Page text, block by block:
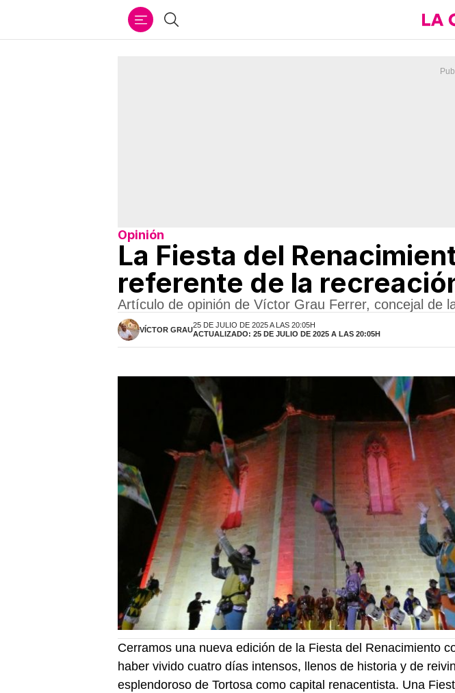
Buscar
Opinión
La Fiesta del
referente de la
Artículo de opinión de Víctor Grau Ferrer, concejal de
VÍCTOR GRAU
25 DE JULIO DE 2025 A LAS 20:05H
ACTUALIZADO: 25 DE JULIO DE 2025 A LAS 20:05H
Cerramos una nueva edición de la Fiesta del Renacimiento
haber vivido cuatro días intensos, llenos de historia y de
esplendoroso de Tortosa como capital renacentista. Una